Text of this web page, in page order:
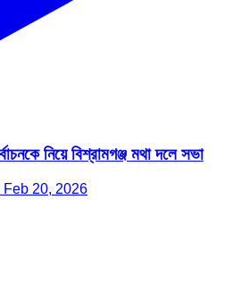
নিয়ে বিশ্রামগঞ্জ মথা দলে সভা
20, 2026